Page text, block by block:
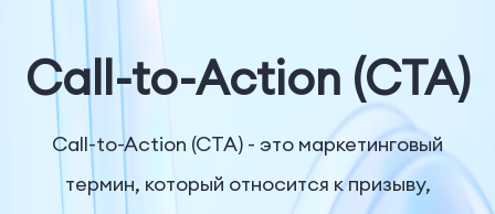
Решения
Ресурсы
Цены
Call-to-Action (CTA)
Call-to-Action (CTA) - это маркетинговый
термин, который относится к призыву,